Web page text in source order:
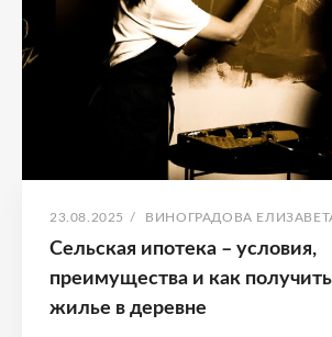
ЗНАТЬ
ДЛЯ
УСПЕШНОЙ
СДЕЛКИ
ОПУБЛИКОВАНО
23.08.2025 / АВТОР:
ВИНОГРАДОВА
Сельская ипотека – условия,
преимущества и как
жилье в деревне